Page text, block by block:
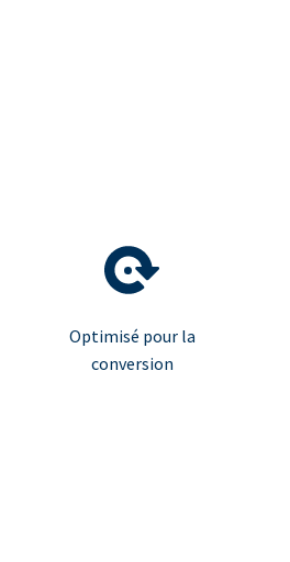
Optimisé pour la
conversion